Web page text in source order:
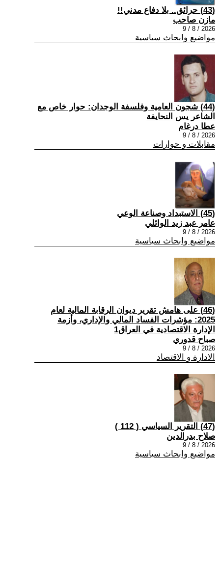
(43) حرائق.. بلا دفاع مدني!!
مازن صاحب
2026 / 8 / 9
مواضيع وابحاث سياسية
(44) شجون العامية وفلسفة الوجدان: حوار خاص مع
الشاعر يس النحايفة
عطا درغام
2026 / 8 / 9
مقابلات و حوارات
(45) الاستبداد وصناعة الوعي
عامر عبد زيد الوائلي
2026 / 8 / 9
مواضيع وابحاث سياسية
(46) على هامش تقرير ديوان الرقابة المالية لعام
2025: مؤشرات الفساد المالي والإداري، وأزمة
الإدارة الاقتصادية في العراق1
صباح قدوري
2026 / 8 / 9
الادارة و الاقتصاد
(47) التقرير السياسي ( 112 )
صلاح بدرالدين
2026 / 8 / 9
مواضيع وابحاث سياسية